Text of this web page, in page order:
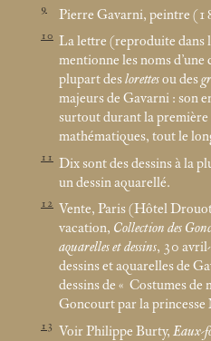
9 Pierre Gavarni, peintre
10 La lettre (reproduite dans
mentionne les noms
plupart deslorettesou des
majeurs de Gavarni : son
surtout durant la première
mathématiques, tout le
11
Dix sont des dessins à la
un dessin aquarellé.
12 Vente, Paris (Hôtel
vacation, Collection des
aquarelles et dessins, 30
dessins et aquarelles de
dessins de « Costumes de
Goncourt par la
13 Voir Philippe Burty, Eaux-